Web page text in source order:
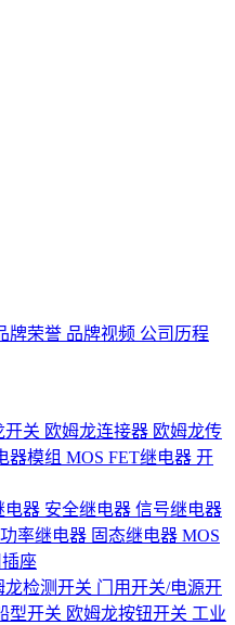
牌荣誉 品牌视频 公司历程
开关 欧姆龙连接器 欧姆龙传
器模组 MOS FET继电器 开
电器 安全继电器 信号继电器
率继电器 固态继电器 MOS
座
龙检测开关 门用开关/电源开
型开关 欧姆龙按钮开关 工业